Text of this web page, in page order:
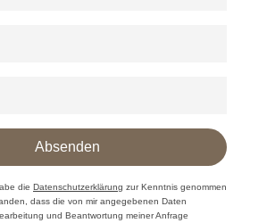
Absenden
die Datenschutzerklärung zur Kenntnis genommen
dass die von mir angegebenen Daten
und Beantwortung meiner Anfrage